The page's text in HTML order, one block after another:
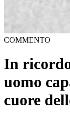
COMMENTO
In
uomo
cuore